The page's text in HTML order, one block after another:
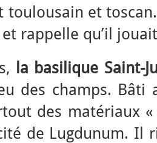
toulousain et
et rappelle qu’il
la basilique Saint-
des champs. Bâti
des matériaux
de Lugdunum. Il